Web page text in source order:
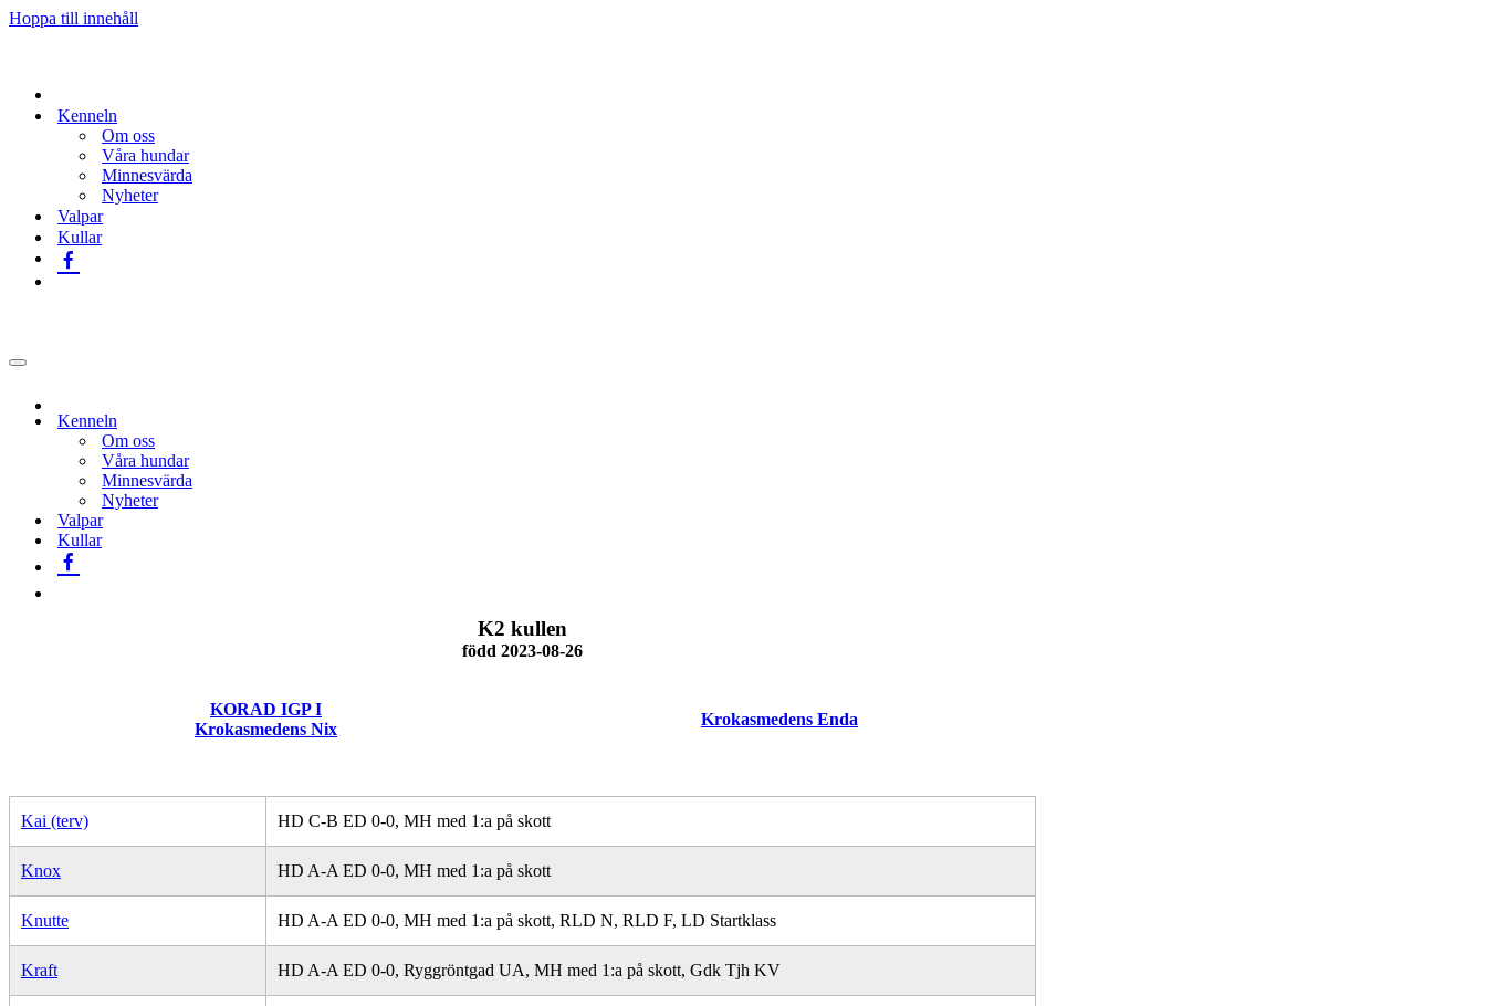
Hoppa till innehåll
Kenneln
Om oss
Våra hundar
Minnesvärda
Nyheter
Valpar
Kullar
Navigeringsmeny
Kenneln
Om oss
Våra hundar
Minnesvärda
Nyheter
Valpar
Kullar
K2 kullen
född 2023-08-26
KORAD IGP I
Krokasmedens Nix
Krokasmedens Enda
Kai (terv) HD C-B ED 0-0, MH med 1:a på skott
Knox HD A-A ED 0-0, MH med 1:a på skott
Knutte HD A-A ED 0-0, MH med 1:a på skott, RLD N, RLD F, LD Startklass
Kraft HD A-A ED 0-0, Ryggröntgad UA, MH med 1:a på skott, Gdk Tjh KV